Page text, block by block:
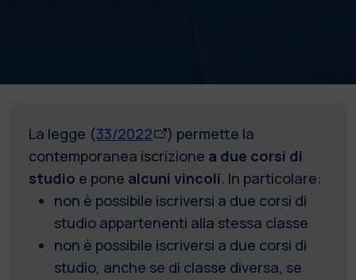
La legge (33/2022
) permette la
contemporanea iscrizione a due corsi di
studio e pone alcuni vincoli. In particolare:
non è possibile iscriversi a due corsi di
studio appartenenti alla stessa classe
non è possibile iscriversi a due corsi di
studio, anche se di classe diversa, se